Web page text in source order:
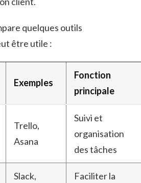
quelques outils
être utile :
Exemples
Fonction
principale
Trello,
Asana
Suivi et
organisation
des tâches
Slack,
Faciliter la